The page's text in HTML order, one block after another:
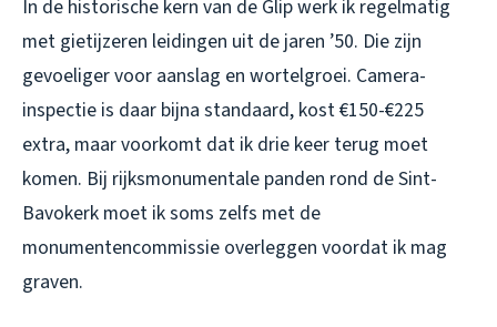
In de historische kern van de Glip werk ik regelmatig
met gietijzeren leidingen uit de jaren ’50. Die zijn
gevoeliger voor aanslag en wortelgroei. Camera-
inspectie is daar bijna standaard, kost €150-€225
extra, maar voorkomt dat ik drie keer terug moet
komen. Bij rijksmonumentale panden rond de Sint-
Bavokerk moet ik soms zelfs met de
monumentencommissie overleggen voordat ik mag
graven.